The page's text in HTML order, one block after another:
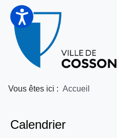
Vous êtes ici : Accueil
Calendrier